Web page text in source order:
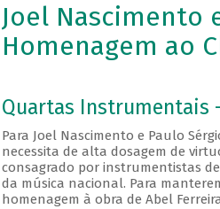
Joel Nascimento
Homenagem ao
Quartas Instrumentais -
Para Joel Nascimento e Paulo
necessita de alta dosagem de
consagrado por instrumentistas
da música nacional. Para
homenagem à obra de Abel